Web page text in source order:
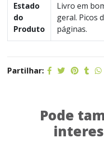
Estado
do
Produto
Livro em
geral. Picos
páginas.
Partilhar:
Pode